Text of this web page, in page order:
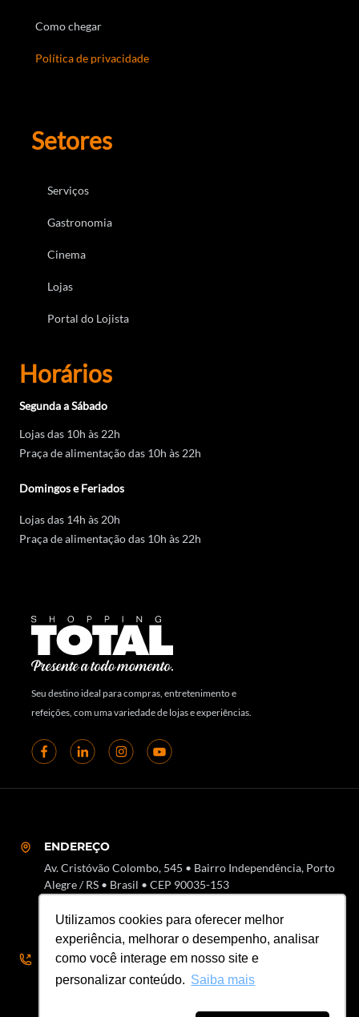
Utilizamos cookies para oferecer melhor
experiência, melhorar o desempenho, analisar
como você interage em nosso site e
personalizar conteúdo. Saiba mais
Como chegar
Política de privacidade
Setores
Serviços
Gastronomia
Cinema
Lojas
Portal do Lojista
Horários
Segunda a Sábado
Lojas das 10h às 22h
Praça de alimentação das 10h às 22h
Domingos e Feriados
Lojas das 14h às 20h
Praça de alimentação das 10h às 22h
Seu destino ideal para compras, entretenimento e
refeições, com uma variedade de lojas e experiências.
ENDEREÇO
Av. Cristóvão Colombo, 545 • Bairro Independência, Porto
Alegre / RS • Brasil • CEP 90035-153
SAC
51 3018-7000 • SAC 51 3018-8000